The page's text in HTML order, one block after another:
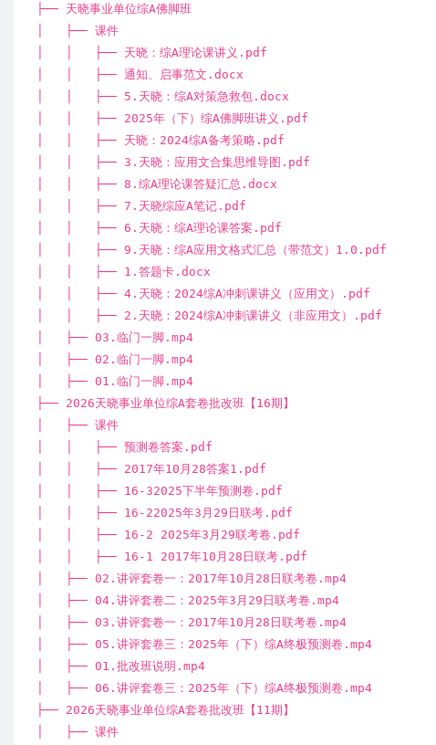
├── 天晓事业单位综A佛脚班
│ ├── 课件
│ │ ├── 天晓：综A理论课讲义.pdf
│ │ ├── 通知、启事范文.docx
│ │ ├── 5.天晓：综A对策急救包.docx
│ │ ├── 2025年（下）综A佛脚班讲义.pdf
│ │ ├── 天晓：2024综A备考策略.pdf
│ │ ├── 3.天晓：应用文合集思维导图.pdf
│ │ ├── 8.综A理论课答疑汇总.docx
│ │ ├── 7.天晓综应A笔记.pdf
│ │ ├── 6.天晓：综A理论课答案.pdf
│ │ ├── 9.天晓：综A应用文格式汇总（带范文）1.0.pdf
│ │ ├── 1.答题卡.docx
│ │ ├── 4.天晓：2024综A冲刺课讲义（应用文）.pdf
│ │ ├── 2.天晓：2024综A冲刺课讲义（非应用文）.pdf
│ ├── 03.临门一脚.mp4
│ ├── 02.临门一脚.mp4
│ ├── 01.临门一脚.mp4
├── 2026天晓事业单位综A套卷批改班【16期】
│ ├── 课件
│ │ ├── 预测卷答案.pdf
│ │ ├── 2017年10月28答案1.pdf
│ │ ├── 16-32025下半年预测卷.pdf
│ │ ├── 16-22025年3月29日联考.pdf
│ │ ├── 16-2 2025年3月29联考卷.pdf
│ │ ├── 16-1 2017年10月28日联考.pdf
│ ├── 02.讲评套卷一：2017年10月28日联考卷.mp4
│ ├── 04.讲评套卷二：2025年3月29日联考卷.mp4
│ ├── 03.讲评套卷一：2017年10月28日联考卷.mp4
│ ├── 05.讲评套卷三：2025年（下）综A终极预测卷.mp4
│ ├── 01.批改班说明.mp4
│ ├── 06.讲评套卷三：2025年（下）综A终极预测卷.mp4
├── 2026天晓事业单位综A套卷批改班【11期】
│ ├── 课件